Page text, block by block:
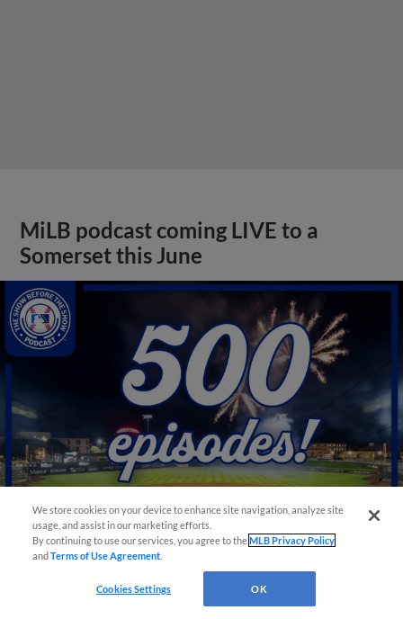
MiLB podcast coming LIVE to a
Somerset this June
We store cookies on your device to enhance site navigation, analyze site
usage, and assist in our marketing efforts.
By continuing to use our services, you agree to theMLB Privacy Policy
andTerms of Use Agreement
Cookies Settings OK